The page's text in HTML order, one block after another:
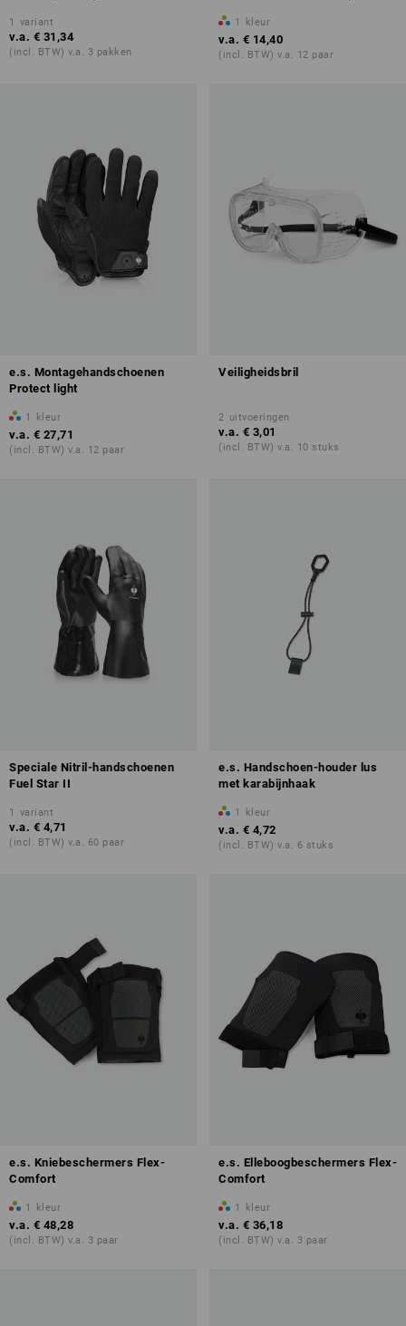
1 variant
v.a. € 31,34
(incl. BTW) v.a. 3 pakken
1 kleur
v.a. € 14,40
(incl. BTW) v.a. 12 paar
e.s. Montagehandschoenen
Protect light
1 kleur
v.a. € 27,71
(incl. BTW) v.a. 12 paar
Veiligheidsbril
2 uitvoeringen
v.a. € 3,01
(incl. BTW) v.a. 10 stuks
Speciale Nitril-handschoenen
Fuel Star II
1 variant
v.a. € 4,71
(incl. BTW) v.a. 60 paar
e.s. Handschoen-houder lus
met karabijnhaak
1 kleur
v.a. € 4,72
(incl. BTW) v.a. 6 stuks
e.s. Kniebeschermers Flex-
Comfort
1 kleur
v.a. € 48,28
(incl. BTW) v.a. 3 paar
e.s. Elleboogbeschermers Flex-
Comfort
1 kleur
v.a. € 36,18
(incl. BTW) v.a. 3 paar